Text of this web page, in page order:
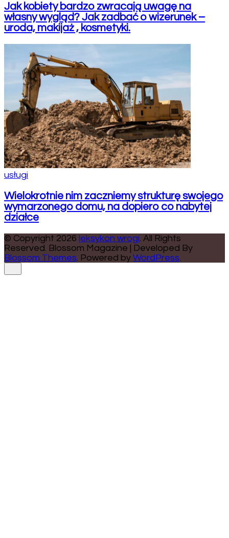
Jak kobiety bardzo zwracają uwagę na
własny wygląd? Jak zadbać o wizerunek –
uroda, makijaż , kosmetyki.
usługi
Wielokrotnie nim zaczniemy strukturę swojego
wymarzonego domu, na dopiero co nabytej
działce
© Copyright 2026 leksykon wrogi. All Rights
Reserved. Blossom Magazine | Developed By
Blossom Themes. Powered by WordPress.